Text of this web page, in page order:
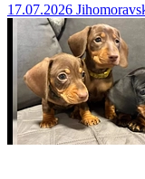
17.07.2026